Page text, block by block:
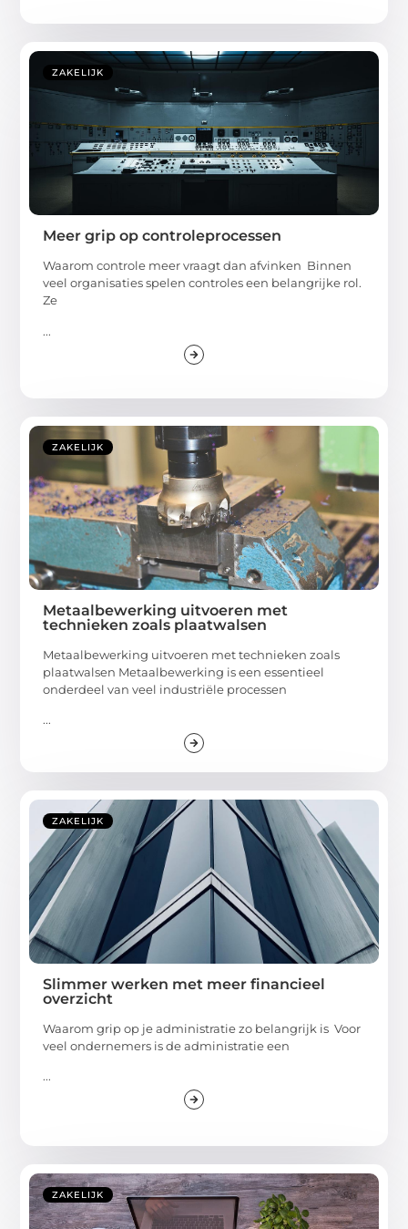
ZAKELIJK
Meer grip op controleprocessen
Waarom controle meer vraagt dan afvinken Binnen
veel organisaties spelen controles een belangrijke rol.
Ze
...
ZAKELIJK
Metaalbewerking uitvoeren met
technieken zoals plaatwalsen
Metaalbewerking uitvoeren met technieken zoals
plaatwalsen Metaalbewerking is een essentieel
onderdeel van veel industriële processen
...
ZAKELIJK
Slimmer werken met meer financieel
overzicht
Waarom grip op je administratie zo belangrijk is Voor
veel ondernemers is de administratie een
...
ZAKELIJK